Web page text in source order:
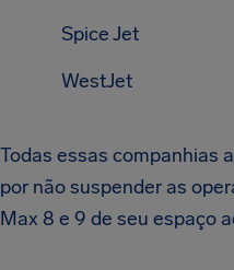
Spice Jet
WestJet
Todas essas companhias
por não suspender as
Max 8 e 9 de seu espaço